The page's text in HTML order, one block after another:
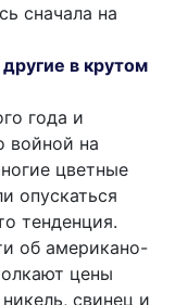
сначала на
в крутом
года и
войной на
цветные
опускаться
тенденция.
об американо-
цены
свинец и